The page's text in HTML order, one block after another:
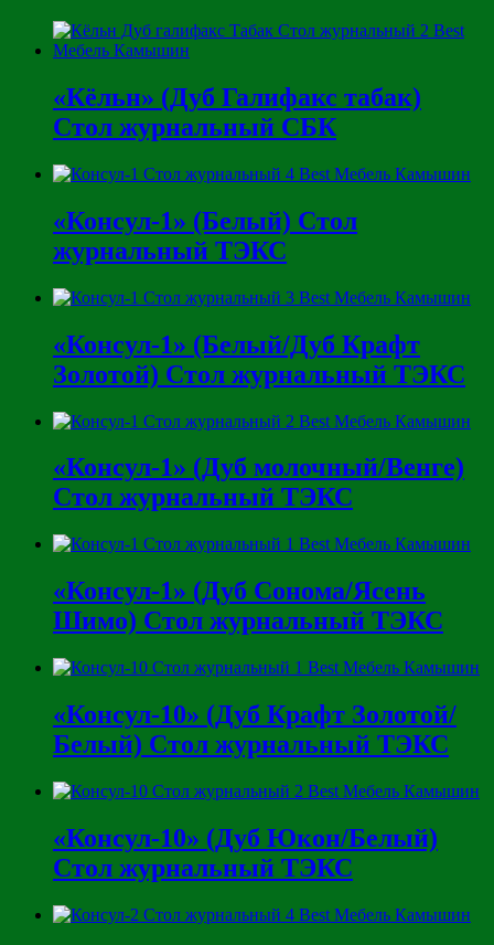
«Кёльн» (Дуб Галифакс табак)
Стол журнальный СБК
«Консул-1» (Белый) Стол
журнальный ТЭКС
«Консул-1» (Белый/Дуб Крафт
Золотой) Стол журнальный ТЭКС
«Консул-1» (Дуб молочный/Венге)
Стол журнальный ТЭКС
«Консул-1» (Дуб Сонома/Ясень
Шимо) Стол журнальный ТЭКС
«Консул-10» (Дуб Крафт Золотой/
Белый) Стол журнальный ТЭКС
«Консул-10» (Дуб Юкон/Белый)
Стол журнальный ТЭКС